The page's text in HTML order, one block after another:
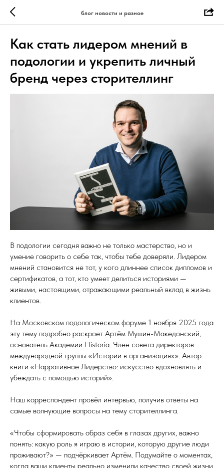
блог новости и разное
Как стать лидером мнений в
подологии и укрепить личный
бренд через сторителлинг
В подологии сегодня важно не только мастерство, но и
умение говорить о себе так, чтобы тебе доверяли. Лидером
мнений становится не тот, у кого длиннее список дипломов и
сертификатов, а тот, кто умеет делиться историями —
живыми, настоящими, отражающими реальный вклад в жизнь
клиентов.
На Московском подологическом форуме 1 ноября 2025 года
эту тему подробно раскроет Артём Мушин-Македонский,
основатель Академии Historia. Член совета директоров
международной группы «Истории в организациях». Автор
книги «Нарративное Лидерство: искусство вдохновлять и
убеждать с помощью историй».
Наш корреспондент провёл интервью, получив ответы на
самые волнующие вопросы на тему сторителлинга.
«Чтобы сформировать образ себя в глазах других, важно
понять: какую роль я играю в истории, которую другие люди
проживают?» — подчёркивает Артём. Подумайте о моментах,
когда ваши клиенты реально изменили качество своей жизни